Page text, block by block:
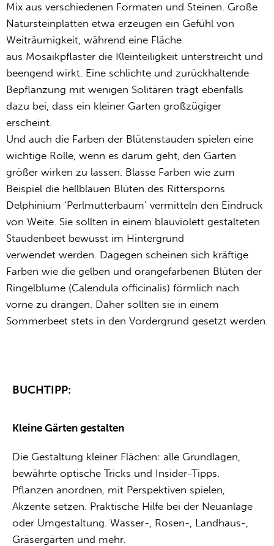
Mix aus verschiedenen Formaten und Steinen. Große
Natursteinplatten etwa erzeugen ein Gefühl von
Weiträumigkeit, während eine Fläche
aus Mosaikpflaster die Kleinteiligkeit unterstreicht und
beengend wirkt. Eine schlichte und zurückhaltende
Bepflanzung mit wenigen Solitären trägt ebenfalls
dazu bei, dass ein kleiner Garten großzügiger
erscheint.
Und auch die Farben der Blütenstauden spielen eine
wichtige Rolle, wenn es darum geht, den Garten
größer wirken zu lassen. Blasse Farben wie zum
Beispiel die hellblauen Blüten des Rittersporns
Delphinium ‘Perlmutterbaum’ vermitteln den Eindruck
von Weite. Sie sollten in einem blauviolett gestalteten
Staudenbeet bewusst im Hintergrund
verwendet werden. Dagegen scheinen sich kräftige
Farben wie die gelben und orangefarbenen Blüten der
Ringelblume (Calendula officinalis) förmlich nach
vorne zu drängen. Daher sollten sie in einem
Sommerbeet stets in den Vordergrund gesetzt werden.
BUCHTIPP:
Kleine Gärten gestalten
Die Gestaltung kleiner Flächen: alle Grundlagen,
bewährte optische Tricks und Insider-Tipps.
Pflanzen anordnen, mit Perspektiven spielen,
Akzente setzen. Praktische Hilfe bei der Neuanlage
oder Umgestaltung. Wasser-, Rosen-, Landhaus-,
Gräsergärten und mehr.